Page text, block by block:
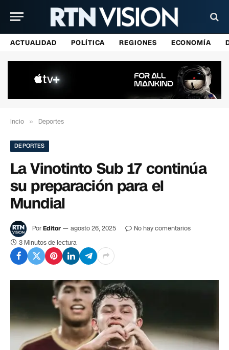
ACTUALIDAD POLÍTICA REGIONES ECONOMÍA
Incio » Deportes
DEPORTES
La Vinotinto Sub 17 continúa
su preparación para el
Mundial
PorEditor agosto 26, 2025
No hay comentarios
3 Minutos de lectura